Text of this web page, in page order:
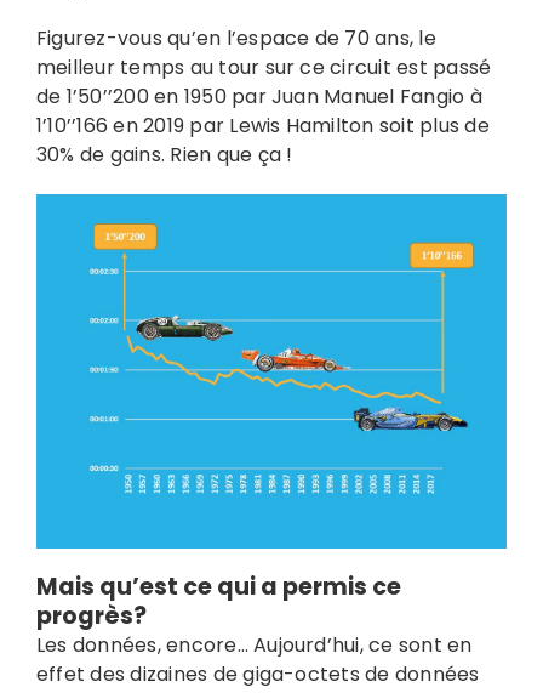
Figurez-vous qu’en l’espace de 70 ans, le
meilleur temps au tour sur ce circuit est passé
de 1’50’’200 en 1950 par Juan Manuel Fangio à
1’10’’166 en 2019 par Lewis Hamilton soit plus de
30% de gains. Rien que ça !
Mais qu’est ce qui a permis ce
progrès?
Les données, encore… Aujourd’hui, ce sont en
effet des dizaines de giga-octets de données